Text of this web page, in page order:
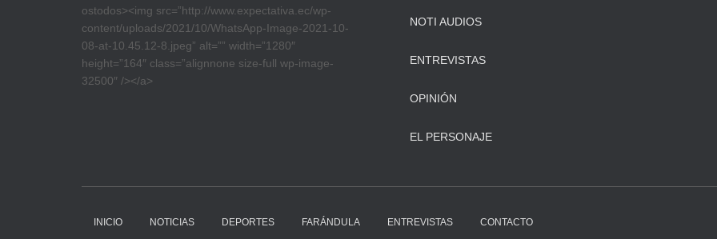
ostodos><img src=”http://www.expectativa.ec/wp-
content/uploads/2021/10/WhatsApp-Image-2021-10-
08-at-10.45.12-8.jpeg” alt=”” width=”1280″
height=”164″ class=”alignnone size-full wp-image-
32500″ /></a>
NOTI AUDIOS
ENTREVISTAS
OPINIÓN
EL PERSONAJE
INICIO NOTICIAS DEPORTES FARÁNDULA ENTREVISTAS CONTACTO